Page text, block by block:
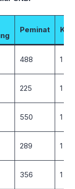
Peminat
488 1 :
225 1 : 8
550 1 :
289 1 : 18
356 1 : 21